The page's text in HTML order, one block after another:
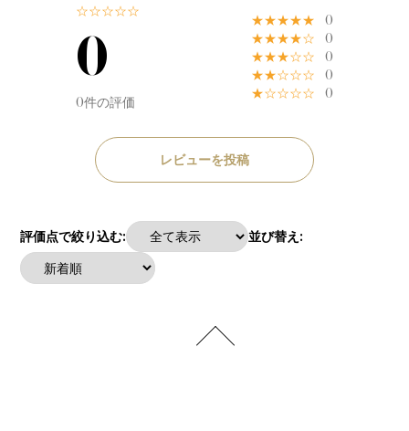
☆☆☆☆☆
0
0件の評価
★★★★★ 0
★★★★☆ 0
★★★☆☆ 0
★★☆☆☆ 0
★☆☆☆☆ 0
レビューを投稿
評価点で絞り込む: 並び替え: